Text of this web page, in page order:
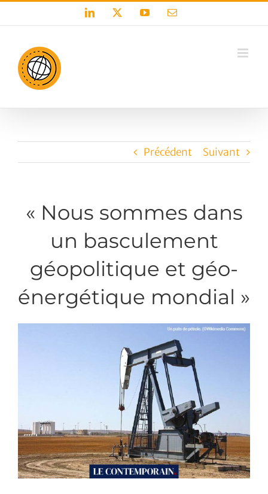
LinkedIn YouTubeEmail
Précédent Suivant
« Nous sommes dans
un basculement
géopolitique et géo-
énergétique mondial »